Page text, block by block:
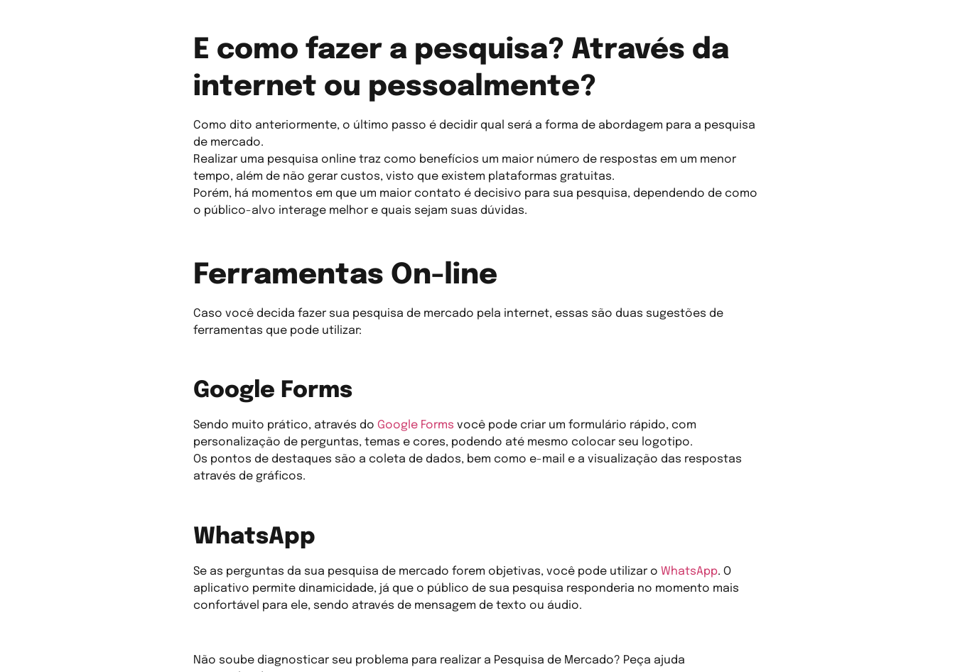
E como fazer a pesquisa? Através da
internet ou pessoalmente?
Como dito anteriormente, o último passo é decidir qual será a forma de abordagem para a pesquisa
de mercado.
Realizar uma pesquisa online traz como benefícios um maior número de respostas em um menor
tempo, além de não gerar custos, visto que existem plataformas gratuitas.
Porém, há momentos em que um maior contato é decisivo para sua pesquisa, dependendo de como
o público-alvo interage melhor e quais sejam suas dúvidas.
Ferramentas On-line
Caso você decida fazer sua pesquisa de mercado pela internet, essas são duas sugestões de
ferramentas que pode utilizar:
Google Forms
Sendo muito prático, através do Google Forms você pode criar um formulário rápido, com
personalização de perguntas, temas e cores, podendo até mesmo colocar seu logotipo.
Os pontos de destaques são a coleta de dados, bem como e-mail e a visualização das respostas
através de gráficos.
WhatsApp
Se as perguntas da sua pesquisa de mercado forem objetivas, você pode utilizar o WhatsApp. O
aplicativo permite dinamicidade, já que o público de sua pesquisa responderia no momento mais
confortável para ele, sendo através de mensagem de texto ou áudio.
Não soube diagnosticar seu problema para realizar a Pesquisa de Mercado? Peça ajuda